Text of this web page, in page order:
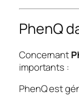
PhenQ
Concernant
importants :
PhenQ est